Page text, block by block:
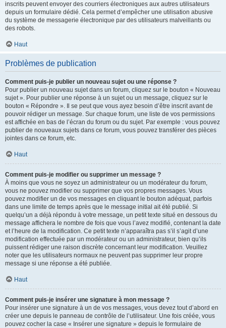
inscrits peuvent envoyer des courriers électroniques aux autres utilisateurs
depuis un formulaire dédié. Cela permet d’empêcher une utilisation abusive
du système de messagerie électronique par des utilisateurs malveillants ou
des robots.
Haut
Problèmes de publication
Comment puis-je publier un nouveau sujet ou une réponse ?
Pour publier un nouveau sujet dans un forum, cliquez sur le bouton « Nouveau
sujet ». Pour publier une réponse à un sujet ou un message, cliquez sur le
bouton « Répondre ». Il se peut que vous ayez besoin d’être inscrit avant de
pouvoir rédiger un message. Sur chaque forum, une liste de vos permissions
est affichée en bas de l’écran du forum ou du sujet. Par exemple : vous pouvez
publier de nouveaux sujets dans ce forum, vous pouvez transférer des pièces
jointes dans ce forum, etc.
Haut
Comment puis-je modifier ou supprimer un message ?
À moins que vous ne soyez un administrateur ou un modérateur du forum,
vous ne pouvez modifier ou supprimer que vos propres messages. Vous
pouvez modifier un de vos messages en cliquant le bouton adéquat, parfois
dans une limite de temps après que le message initial ait été publié. Si
quelqu’un a déjà répondu à votre message, un petit texte situé en dessous du
message affichera le nombre de fois que vous l’avez modifié, contenant la date
et l’heure de la modification. Ce petit texte n’apparaîtra pas s’il s’agit d’une
modification effectuée par un modérateur ou un administrateur, bien qu’ils
puissent rédiger une raison discrète concernant leur modification. Veuillez
noter que les utilisateurs normaux ne peuvent pas supprimer leur propre
message si une réponse a été publiée.
Haut
Comment puis-je insérer une signature à mon message ?
Pour insérer une signature à un de vos messages, vous devez tout d’abord en
créer une depuis le panneau de contrôle de l’utilisateur. Une fois créée, vous
pouvez cocher la case « Insérer une signature » depuis le formulaire de